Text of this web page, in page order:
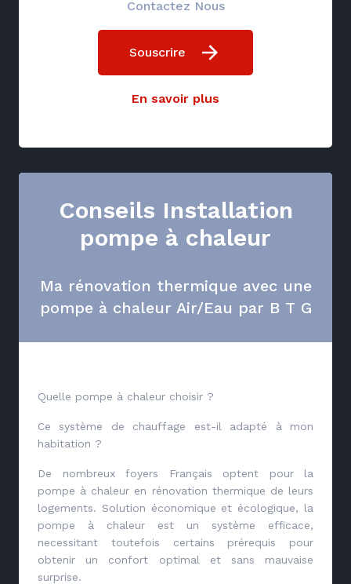
Contactez Nous
Souscrire
En savoir plus
Conseils Installation
pompe à chaleur
Ma rénovation thermique avec une
pompe à chaleur Air/Eau par B T G
Quelle pompe à chaleur choisir ?
Ce système de chauffage est-il adapté à mon
habitation ?
De nombreux foyers Français optent pour la
pompe à chaleur en rénovation thermique de leurs
logements. Solution économique et écologique, la
pompe à chaleur est un système efficace,
necessitant toutefois certains prérequis pour
obtenir un confort optimal et sans mauvaise
surprise.